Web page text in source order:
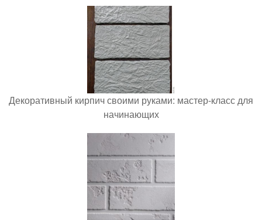
Декоративный кирпич своими руками: мастер-класс для
начинающих